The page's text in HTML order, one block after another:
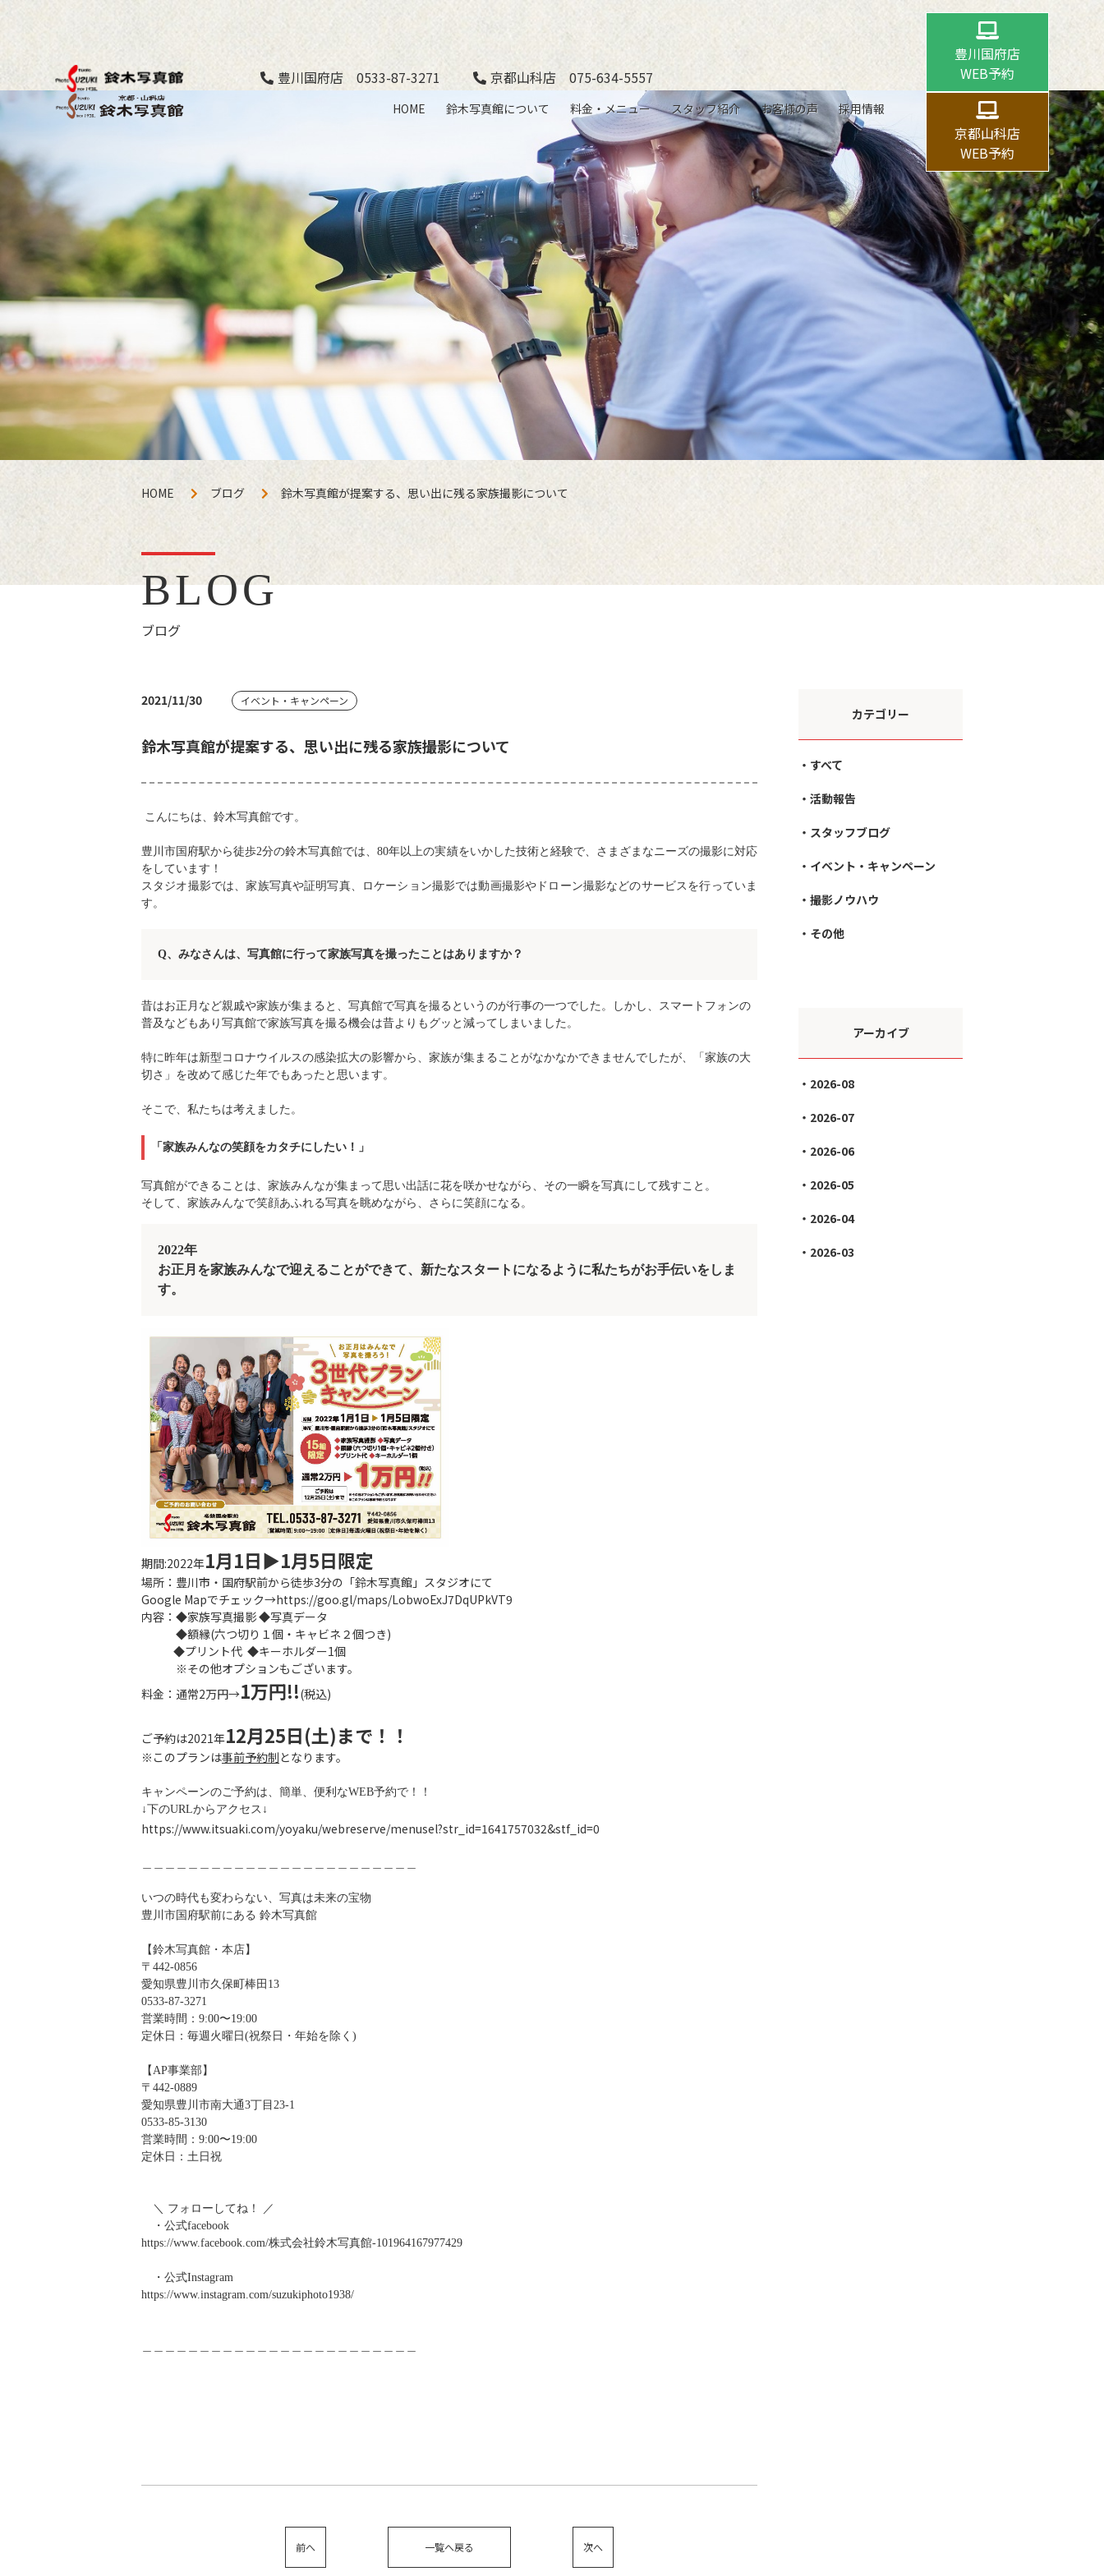
豊川国府店 0533-87-3271 京都山科店 075-634-5557
HOME 鈴木写真館について 料金・メニュー スタッフ紹介 お客様の声 採用情報
豊川国府店
WEB予約
京都山科店
WEB予約
HOME ブログ 鈴木写真館が提案する、思い出に残る家族撮影について
BLOG
ブログ
2021/11/30 イベント・キャンペーン
鈴木写真館が提案する、思い出に残る家族撮影について
こんにちは、鈴木写真館です。
豊川市国府駅から徒歩2分の鈴木写真館では、80年以上の実績をいかした技術と経験で、さまざまなニーズの撮影に対応
をしています！
スタジオ撮影では、家族写真や証明写真、ロケーション撮影では動画撮影やドローン撮影などのサービスを行っていま
す。
Q、みなさんは、写真館に行って家族写真を撮ったことはありますか？
昔はお正月など親戚や家族が集まると、写真館で写真を撮るというのが行事の一つでした。しかし、スマートフォンの
普及などもあり写真館で家族写真を撮る機会は昔よりもグッと減ってしまいました。
特に昨年は新型コロナウイルスの感染拡大の影響から、家族が集まることがなかなかできませんでしたが、「家族の大
切さ」を改めて感じた年でもあったと思います。
そこで、私たちは考えました。
「家族みんなの笑顔をカタチにしたい！」
写真館ができることは、家族みんなが集まって思い出話に花を咲かせながら、その一瞬を写真にして残すこと。
そして、家族みんなで笑顔あふれる写真を眺めながら、さらに笑顔になる。
2022年
お正月を家族みんなで迎えることができて、新たなスタートになるように私たちがお手伝いをしま
す。
期間:2022年1月1日▶︎1月5日限定
場所：豊川市・国府駅前から徒歩3分の「鈴木写真館」スタジオにて
Google Mapでチェック→https://goo.gl/maps/LobwoExJ7DqUPkVT9
内容：◆家族写真撮影 ◆写真データ
◆額縁(六つ切り１個・キャビネ２個つき)
◆プリント代 ◆キーホルダー1個
※その他オプションもございます。
料金：通常2万円→1万円!!(税込)
ご予約は2021年12月25日(土)まで！！
※このプランは事前予約制となります。
キャンペーンのご予約は、簡単、便利なWEB予約で！！
↓下のURLからアクセス↓
https://www.itsuaki.com/yoyaku/webreserve/menusel?str_id=1641757032&stf_id=0
いつの時代も変わらない、写真は未来の宝物
豊川市国府駅前にある 鈴木写真館
【鈴⽊写真館・本店】
〒442-0856
愛知県豊川市久保町棒田13
0533-87-3271
営業時間：9:00〜19:00
定休日：毎週火曜日(祝祭日・年始を除く)
【AP事業部】
〒442-0889
愛知県豊川市南⼤通3丁⽬ 23­-1
0533-85-3130
営業時間：9:00〜19:00
定休日：土日祝
＼ フォローしてね！ ／
・公式facebook
https://www.facebook.com/株式会社鈴木写真館-101964167977429
・公式Instagram
https://www.instagram.com/suzukiphoto1938/
前へ 一覧へ戻る 次へ
カテゴリー
すべて
活動報告
スタッフブログ
イベント・キャンペーン
撮影ノウハウ
その他
アーカイブ
2026-08
2026-07
2026-06
2026-05
2026-04
2026-03